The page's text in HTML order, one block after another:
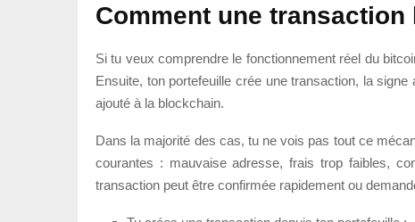
Comment une
Si tu veux comprendre le fonctionnement réel du
Ensuite, ton portefeuille crée une transaction, la
ajouté à la blockchain.
Dans la majorité des cas, tu ne vois pas tout ce
courantes : mauvaise adresse, frais trop faibles,
transaction peut être confirmée rapidement ou